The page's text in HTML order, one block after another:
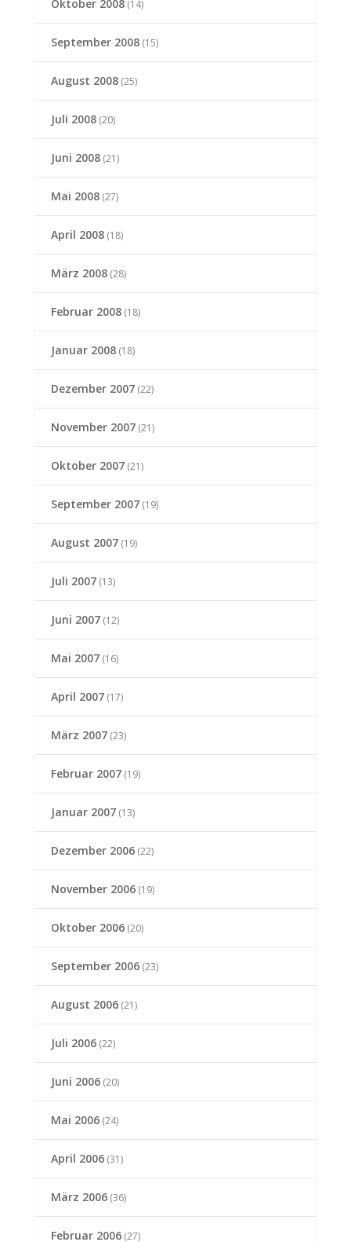
Oktober 2008(14)
September 2008(15)
August 2008(25)
Juli 2008(20)
Juni 2008(21)
Mai 2008(27)
April 2008(18)
März 2008(28)
Februar 2008(18)
Januar 2008(18)
Dezember 2007(22)
November 2007(21)
Oktober 2007(21)
September 2007(19)
August 2007(19)
Juli 2007(13)
Juni 2007(12)
Mai 2007(16)
April 2007(17)
März 2007(23)
Februar 2007(19)
Januar 2007(13)
Dezember 2006(22)
November 2006(19)
Oktober 2006(20)
September 2006(23)
August 2006(21)
Juli 2006(22)
Juni 2006(20)
Mai 2006(24)
April 2006(31)
März 2006(36)
Februar 2006(27)